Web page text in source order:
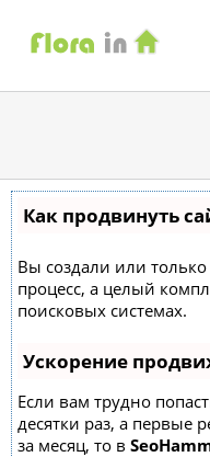
Как продвинуть
Вы создали или только
процесс, а целый
поисковых системах.
Ускорение
Если вам трудно
десятки раз, а первые
за месяц, то в